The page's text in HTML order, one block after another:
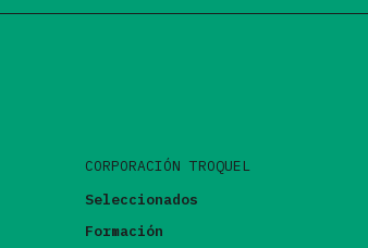
CORPORACIÓN TROQUEL
Seleccionados
Formación